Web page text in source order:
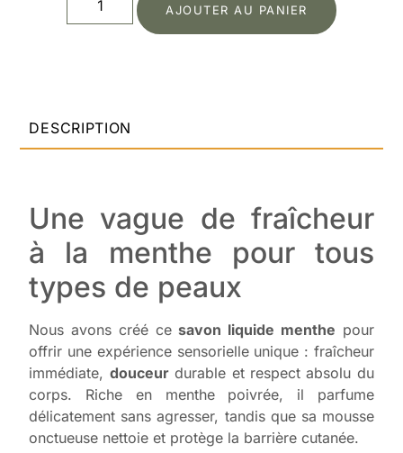
AJOUTER AU PANIER
DESCRIPTION
Une vague de fraîcheur
à la menthe pour tous
types de peaux
Nous avons créé cesavon liquide menthe pour
offrir une expérience sensorielle unique : fraîcheur
immédiate, douceurdurable et respect absolu du
corps. Riche en menthe poivrée, il parfume
délicatement sans agresser, tandis que sa mousse
onctueuse nettoie et protège la barrière cutanée.